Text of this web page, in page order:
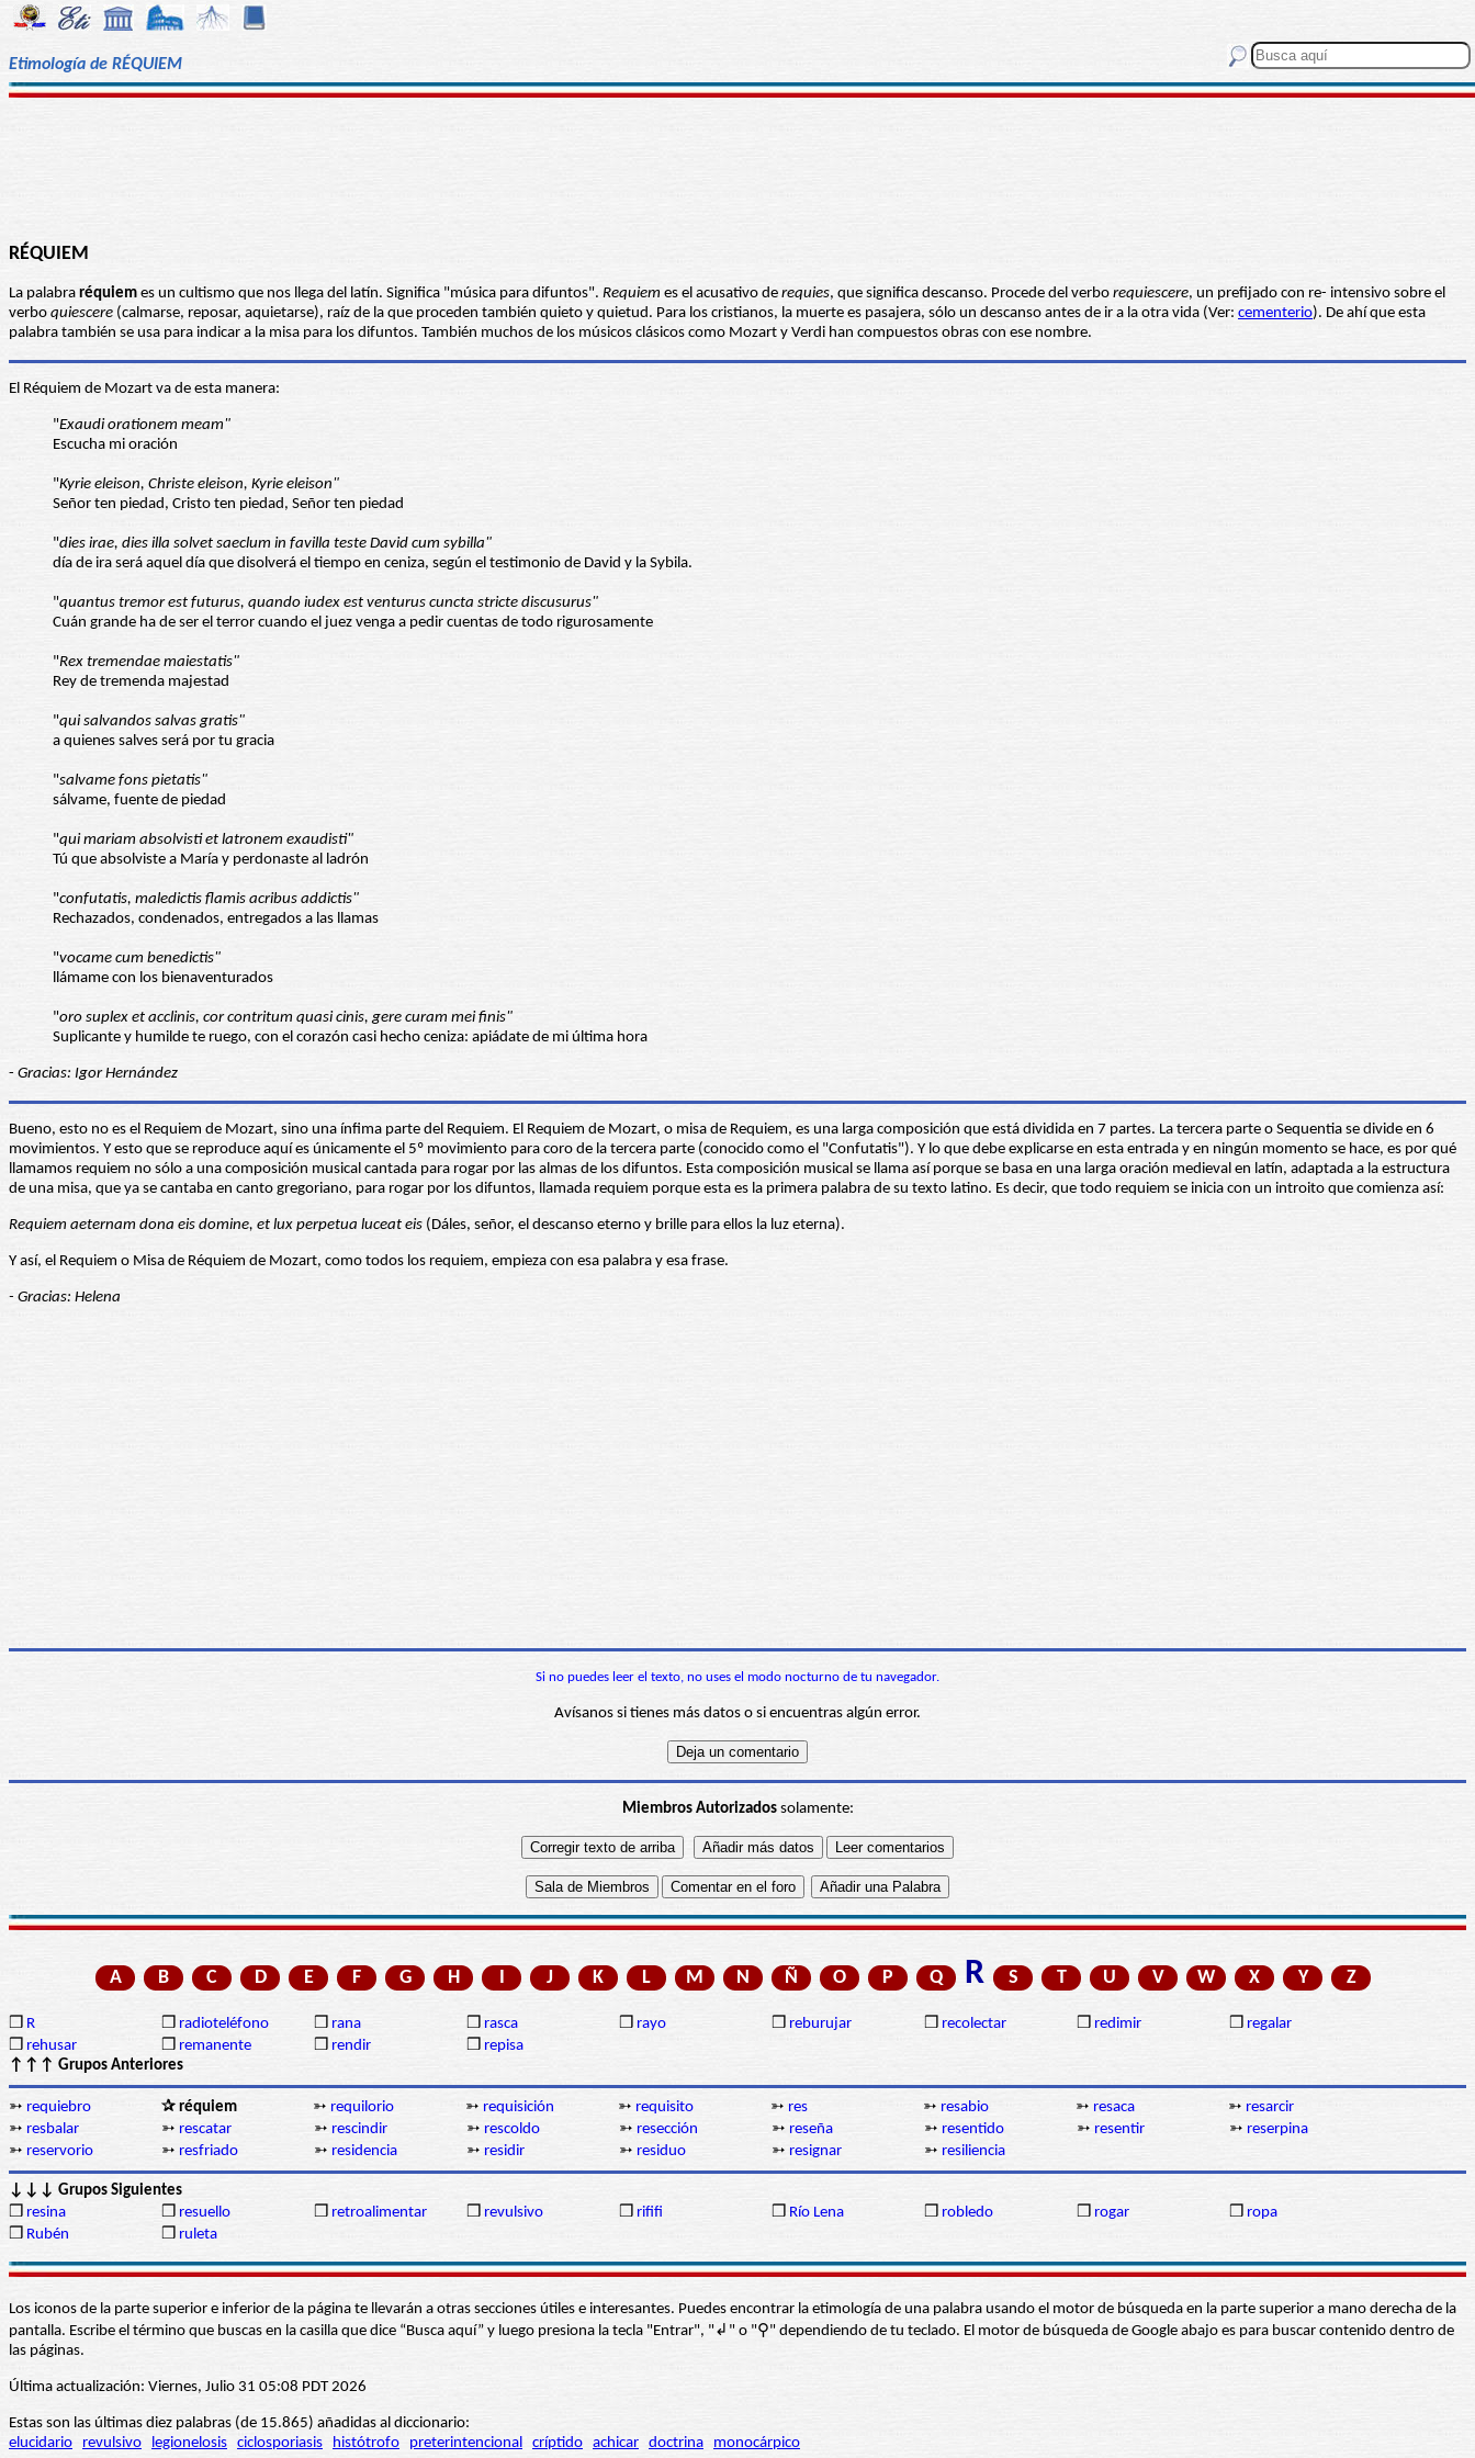
Etimología de RÉQUIEM
RÉQUIEM
La palabra réquiem es un cultismo que nos llega del latín. Significa "música para difuntos". Requiem es el acusativo de requies, que significa descanso. Procede del verbo requiescere, un prefijado con re- intensivo sobre el
verbo quiescere (calmarse, reposar, aquietarse), raíz de la que proceden también quieto y quietud. Para los cristianos, la muerte es pasajera, sólo un descanso antes de ir a la otra vida (Ver: cementerio). De ahí que esta
palabra también se usa para indicar a la misa para los difuntos. También muchos de los músicos clásicos como Mozart y Verdi han compuestos obras con ese nombre.
El Réquiem de Mozart va de esta manera:
"Exaudi orationem meam"
Escucha mi oración
"Kyrie eleison, Christe eleison, Kyrie eleison"
Señor ten piedad, Cristo ten piedad, Señor ten piedad
"dies irae, dies illa solvet saeclum in favilla teste David cum sybilla"
día de ira será aquel día que disolverá el tiempo en ceniza, según el testimonio de David y la Sybila.
"quantus tremor est futurus, quando iudex est venturus cuncta stricte discusurus"
Cuán grande ha de ser el terror cuando el juez venga a pedir cuentas de todo rigurosamente
"Rex tremendae maiestatis"
Rey de tremenda majestad
"qui salvandos salvas gratis"
a quienes salves será por tu gracia
"salvame fons pietatis"
sálvame, fuente de piedad
"qui mariam absolvisti et latronem exaudisti"
Tú que absolviste a María y perdonaste al ladrón
"confutatis, maledictis flamis acribus addictis"
Rechazados, condenados, entregados a las llamas
"vocame cum benedictis"
llámame con los bienaventurados
"oro suplex et acclinis, cor contritum quasi cinis, gere curam mei finis"
Suplicante y humilde te ruego, con el corazón casi hecho ceniza: apiádate de mi última hora
- Gracias: Igor Hernández
Bueno, esto no es el Requiem de Mozart, sino una ínfima parte del Requiem. El Requiem de Mozart, o misa de Requiem, es una larga composición que está dividida en 7 partes. La tercera parte o Sequentia se divide en 6
movimientos. Y esto que se reproduce aquí es únicamente el 5º movimiento para coro de la tercera parte (conocido como el "Confutatis"). Y lo que debe explicarse en esta entrada y en ningún momento se hace, es por qué
llamamos requiem no sólo a una composición musical cantada para rogar por las almas de los difuntos. Esta composición musical se llama así porque se basa en una larga oración medieval en latín, adaptada a la estructura
de una misa, que ya se cantaba en canto gregoriano, para rogar por los difuntos, llamada requiem porque esta es la primera palabra de su texto latino. Es decir, que todo requiem se inicia con un introito que comienza así:
Requiem aeternam dona eis domine, et lux perpetua luceat eis (Dáles, señor, el descanso eterno y brille para ellos la luz eterna).
Y así, el Requiem o Misa de Réquiem de Mozart, como todos los requiem, empieza con esa palabra y esa frase.
- Gracias: Helena
Si no puedes leer el texto, no uses el modo nocturno de tu navegador.
Avísanos si tienes más datos o si encuentras algún error.
Miembros Autorizadossolamente:
A B C D E F G H I J K L M N Ñ O P Q R S T U V W X Y Z
❒ R ❒ radioteléfono ❒ rana ❒ rasca ❒ rayo ❒ reburujar ❒ recolectar ❒ redimir ❒ regalar
❒ rehusar ❒ remanente ❒ rendir ❒ repisa
↑↑↑ Grupos Anteriores
➳ requiebro ✰ réquiem ➳ requilorio ➳ requisición ➳ requisito ➳ res ➳ resabio ➳ resaca ➳ resarcir
➳ resbalar ➳ rescatar ➳ rescindir ➳ rescoldo ➳ resección ➳ reseña ➳ resentido ➳ resentir ➳ reserpina
➳ reservorio ➳ resfriado ➳ residencia ➳ residir ➳ residuo ➳ resignar ➳ resiliencia
↓↓↓ Grupos Siguientes
❒ resina ❒ resuello ❒ retroalimentar ❒ revulsivo ❒ rififi ❒ Río Lena ❒ robledo ❒ rogar ❒ ropa
❒ Rubén ❒ ruleta
Los iconos de la parte superior e inferior de la página te llevarán a otras secciones útiles e interesantes. Puedes encontrar la etimología de una palabra usando el motor de búsqueda en la parte superior a mano derecha de la
pantalla. Escribe el término que buscas en la casilla que dice “Busca aquí” y luego presiona la tecla "Entrar", "↲" o "⚲" dependiendo de tu teclado. El motor de búsqueda de Google abajo es para buscar contenido dentro de
las páginas.
Última actualización: Viernes, Julio 31 05:08 PDT 2026
Estas son las últimas diez palabras (de 15.865) añadidas al diccionario:
elucidario
revulsivo legionelosis ciclosporiasis histótrofo preterintencional críptido achicar doctrina monocárpico